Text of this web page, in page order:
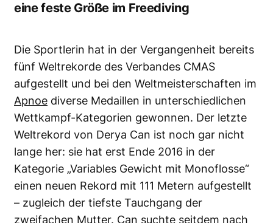
eine feste Größe im Freediving
Die Sportlerin hat in der Vergangenheit bereits
fünf Weltrekorde des Verbandes CMAS
aufgestellt und bei den Weltmeisterschaften im
Apnoe diverse Medaillen in unterschiedlichen
Wettkampf-Kategorien gewonnen. Der letzte
Weltrekord von Derya Can ist noch gar nicht
lange her: sie hat erst Ende 2016 in der
Kategorie „Variables Gewicht mit Monoflosse“
einen neuen Rekord mit 111 Metern aufgestellt
– zugleich der tiefste Tauchgang der
zweifachen Mutter. Can suchte seitdem nach